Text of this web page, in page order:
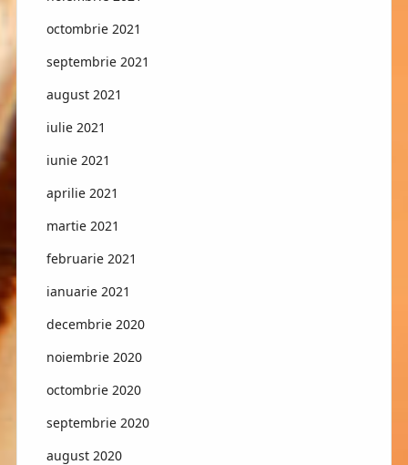
octombrie 2021
septembrie 2021
august 2021
iulie 2021
iunie 2021
aprilie 2021
martie 2021
februarie 2021
ianuarie 2021
decembrie 2020
noiembrie 2020
octombrie 2020
septembrie 2020
august 2020